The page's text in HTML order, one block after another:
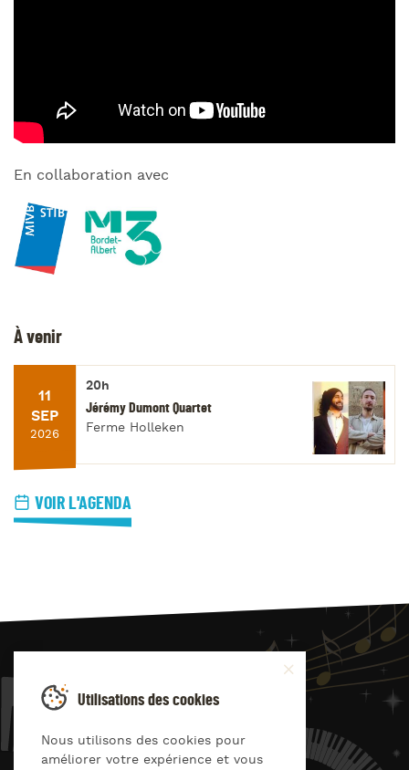
En collaboration avec
À venir
11
SEP
2026
20h
Jérémy Dumont Quartet
Ferme Holleken
VOIR L'AGENDA
JAZZ4
Utilisations des cookies
Nous utilisons des cookies pour
améliorer votre expérience et vous